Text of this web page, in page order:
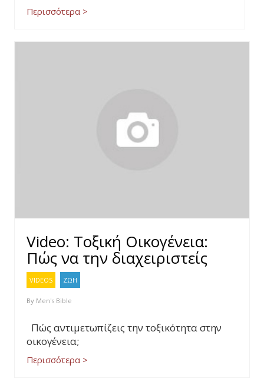
Περισσότερα >
Video: Τοξική Οικογένεια:
Πώς να την διαχειριστείς
VIDEOS ΖΩΗ
By Men's Bible
Πώς αντιμετωπίζεις την τοξικότητα στην
οικογένεια;
Περισσότερα >